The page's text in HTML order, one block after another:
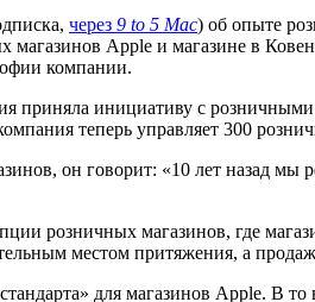
через 9 to 5 Mac) об опыте
магазинов Apple и магазине в
компании.
приняла инициативу с
теперь управляет 300
он говорит: «10 лет назад
розничных магазинов, где
местом притяжения, а
стандарта» для магазинов Apple.